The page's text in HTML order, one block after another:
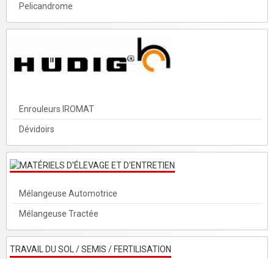
Pelicandrome
Enrouleurs IROMAT
Dévidoirs
Mélangeuse Automotrice
Mélangeuse Tractée
TRAVAIL DU SOL / SEMIS / FERTILISATION